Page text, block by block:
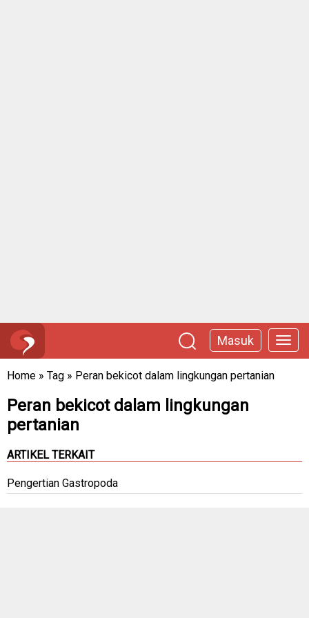
Masuk
Home » Tag » Peran bekicot dalam lingkungan pertanian
Peran bekicot dalam lingkungan
pertanian
ARTIKEL TERKAIT
Pengertian Gastropoda